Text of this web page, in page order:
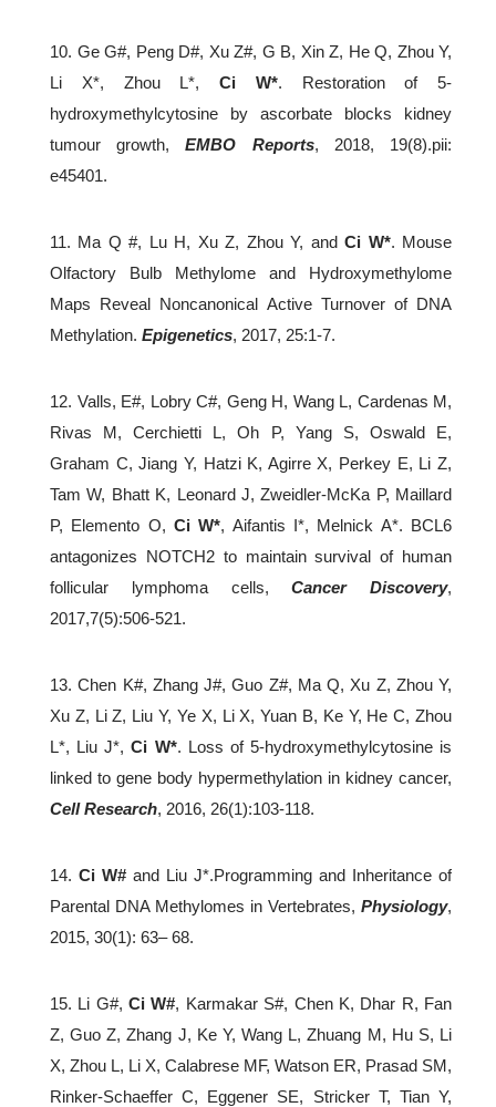
10. Ge G#, Peng D#, Xu Z#, G B, Xin Z, He Q, Zhou Y,
Li X*, Zhou L*, Ci W*. Restoration of 5-
hydroxymethylcytosine by ascorbate blocks kidney
tumour growth,EMBO Reports, 2018, 19(8).pii:
e45401.
11. Ma Q #, Lu H, Xu Z, Zhou Y, andCi W*. Mouse
Olfactory Bulb Methylome and Hydroxymethylome
Maps Reveal Noncanonical Active Turnover of DNA
Methylation. Epigenetics, 2017, 25:1-7.
12. Valls, E#, Lobry C#, Geng H, Wang L, Cardenas M,
Rivas M, Cerchietti L, Oh P, Yang S, Oswald E,
Graham C, Jiang Y, Hatzi K, Agirre X, Perkey E, Li Z,
Tam W, Bhatt K, Leonard J, Zweidler-McKa P, Maillard
P, Elemento O, Ci W*, Aifantis I*, Melnick A*. BCL6
antagonizes NOTCH2 to maintain survival of human
follicular lymphoma cells,Cancer Discovery,
2017,7(5):506-521.
13. Chen K#, Zhang J#, Guo Z#, Ma Q, Xu Z, Zhou Y,
Xu Z, Li Z, Liu Y, Ye X, Li X, Yuan B, Ke Y, He C, Zhou
L*, Liu J*,Ci W*. Loss of 5-hydroxymethylcytosine is
linked to gene body hypermethylation in kidney cancer,
Cell Research, 2016, 26(1):103-118.
14. Ci W# and Liu J*.Programming and Inheritance of
Parental DNA Methylomes in Vertebrates, Physiology,
2015, 30(1): 63– 68.
15. Li G#,Ci W#, Karmakar S#, Chen K, Dhar R, Fan
Z, Guo Z, Zhang J, Ke Y, Wang L, Zhuang M, Hu S, Li
X, Zhou L, Li X, Calabrese MF, Watson ER, Prasad SM,
Rinker-Schaeffer C, Eggener SE, Stricker T, Tian Y,